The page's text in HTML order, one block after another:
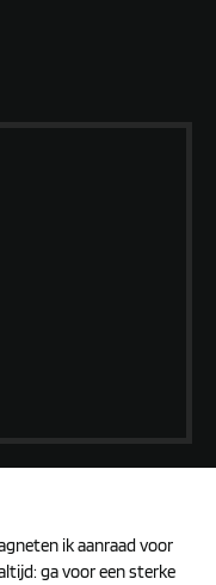
ik aanraad voor
ga voor een sterke